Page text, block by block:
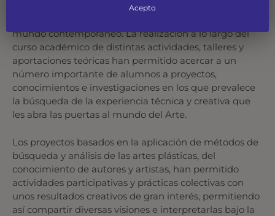
lado continuadora de lo desarrollado a lo largo de su
mundo contemporáneo. La realización a lo largo del
curso académico de distintas actividades, talleres y
aportaciones teóricas han permitido acercar a un
número importante de alumnos a proyectos,
conocimientos e investigaciones en los que prevalece
la búsqueda de la experiencia técnica y creativa que
les abra las puertas al mundo del Arte.
Los proyectos basados en la aplicación de métodos de
búsqueda y análisis de las artes plásticas, del
conocimiento de autores y artistas, han permitido
actividades participativas y prácticas colectivas con
unos resultados creativos de gran interés, permitiendo
así compartir diversas visiones e interpretarlas bajo la
Acepto